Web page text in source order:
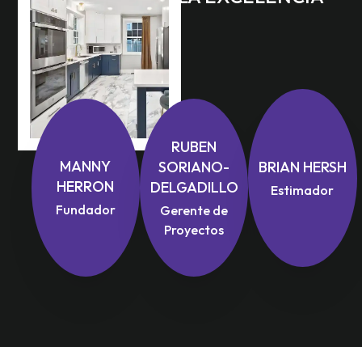
MANNY
HERRON
Fundador
RUBEN
SORIANO-
DELGADILLO
Gerente de
Proyectos
BRIAN HERSH
Estimador